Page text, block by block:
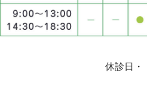
休診日・